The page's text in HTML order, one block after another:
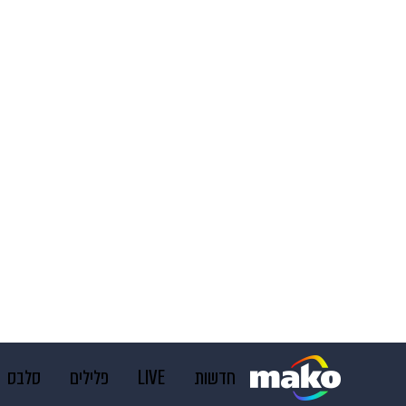
חדשות LIVE פלילים סלבס